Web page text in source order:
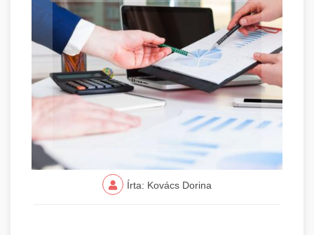
Írta: Kovács Dorina